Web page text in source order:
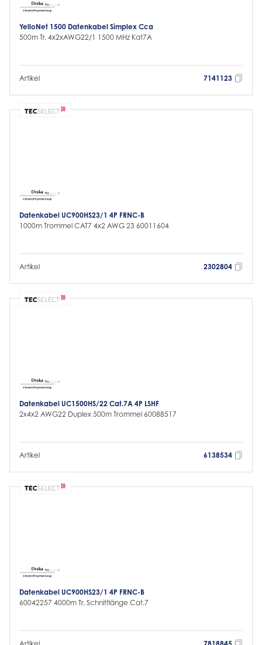
YelloNet 1500 Datenkabel Simplex Cca
500m Tr. 4x2xAWG22/1 1500 MHz Kat7A
Artikel 7141123
Datenkabel UC900HS23/1 4P FRNC-B
1000m Trommel CAT7 4x2 AWG 23 60011604
Artikel 2302804
Datenkabel UC1500HS/22 Cat.7A 4P LSHF
2x4x2 AWG22 Duplex 500m Trommel 60088517
Artikel 6138534
Datenkabel UC900HS23/1 4P FRNC-B
60042257 4000m Tr. Schnittlänge Cat.7